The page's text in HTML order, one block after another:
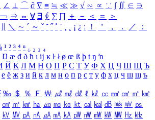
∠ ⊥ ⌒ ∂ ∇ ≡ ≒ ≪ ≫ √ ∽ ∝ ∵ ∫ ∬ ∈ ∋
￢ ⇒ ⇔ ∀ ∃ ∮ ∑ ∏ ＋ － ＜ ＝
＞
＼ ∼ ´ ～ ˇ ˘ ˝ ˚ ˙ ¸ ¡ ¿ ː ！ ＇ ， ． ／
：
¹ ² ³ ⁴ ⁿ ₁ ₂ ₃ ₄
Ŋ æ đ ð ħ ı ĳ ĸ ŀ ł ø œ ß þ ŧ ŋ ŉ
Й К Л М Н О П Р С Т У Ф Х Ц Ч Ш Щ Ъ
е ё ж з и й к л м н о п р с т у ф х ц ч ш щ ъ
‰ ＄ ％ Ｆ ￦ ㎕ ㎖ ㎗ ℓ ㎘ ㏄ ㎣ ㎤ ㎥ ㎦
㎠ ㎡ ㎢ ㏊ ㎍ ㎎ ㎏ ㏏ ㎈ ㎉ ㏈ ㎧ ㎨ ㎰
㎸ ㎹ ㎀ ㎁ ㎂ ㎃ ㎄ ㎺ ㎻ ㎽ ㎾ ㎿ ㎐ ㎑